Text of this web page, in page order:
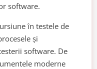
software.
în testele de
și
software. De
moderne